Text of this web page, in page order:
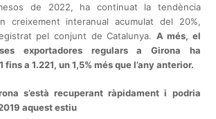
de 2022, ha continuat la tendència
creixement interanual acumulat del 20%,
pel conjunt de Catalunya. A més, el
exportadores regulars a Girona ha
a 1.221, un 1,5% més que l’any anterior.
s’està recuperant ràpidament i podria
aquest estiu